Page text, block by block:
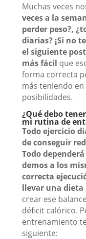
Muchas veces
veces a la
perder peso?,
diarias? ¡Si no
el siguiente
más fácil que
forma correcta
más teniendo
posibilidades.
¿Qué debo
mi rutina de
Todo ejercicio
de conseguir
Todo
demos a los
correcta
llevar una
crear ese
déficit calórico.
entrenamiento
siguiente: